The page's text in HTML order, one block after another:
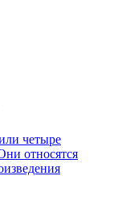
четыре
относятся